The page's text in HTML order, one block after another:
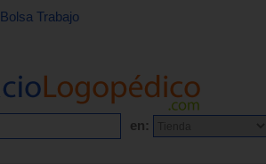
Bolsa Trabajo
en: